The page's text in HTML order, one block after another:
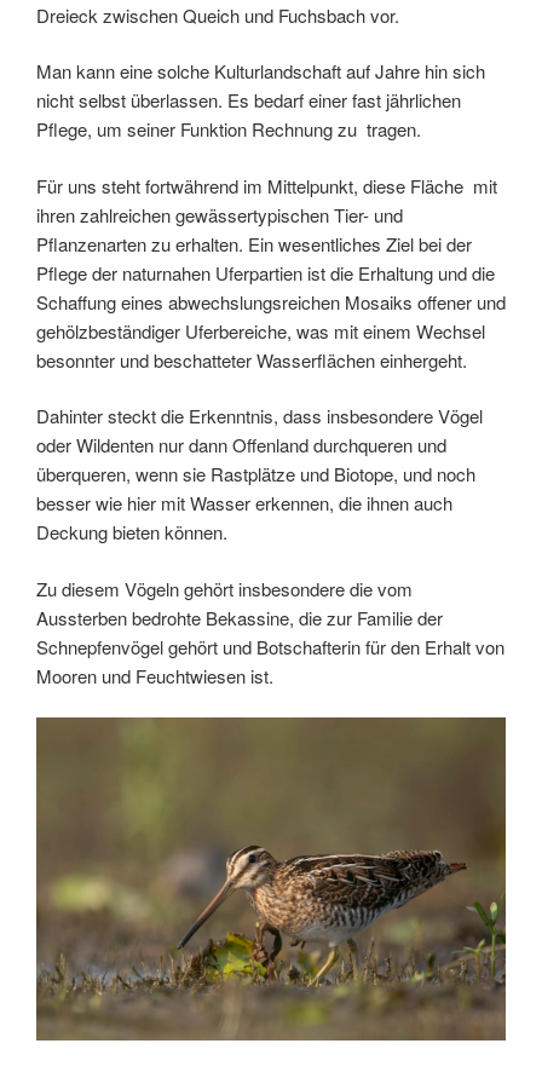
Dreieck zwischen Queich und Fuchsbach vor.
Man kann eine solche Kulturlandschaft auf Jahre hin sich
nicht selbst überlassen. Es bedarf einer fast jährlichen
Pflege, um seiner Funktion Rechnung zu tragen.
Für uns steht fortwährend im Mittelpunkt, diese Fläche mit
ihren zahlreichen gewässertypischen Tier- und
Pflanzenarten zu erhalten. Ein wesentliches Ziel bei der
Pflege der naturnahen Uferpartien ist die Erhaltung und die
Schaffung eines abwechslungsreichen Mosaiks offener und
gehölzbeständiger Uferbereiche, was mit einem Wechsel
besonnter und beschatteter Wasserflächen einhergeht.
Dahinter steckt die Erkenntnis, dass insbesondere Vögel
oder Wildenten nur dann Offenland durchqueren und
überqueren, wenn sie Rastplätze und Biotope, und noch
besser wie hier mit Wasser erkennen, die ihnen auch
Deckung bieten können.
Zu diesem Vögeln gehört insbesondere die vom
Aussterben bedrohte Bekassine, die zur Familie der
Schnepfenvögel gehört und Botschafterin für den Erhalt von
Mooren und Feuchtwiesen ist.